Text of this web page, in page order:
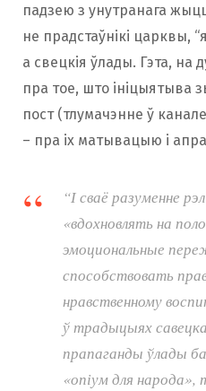
падзею з унутранага
не прадстаўнікі царквы,
а свецкія ўлады. Гэта, на
пра тое, што ініцыятыва
пост (тлумачэнне ў
– пра іх матывацыю і
“І сваё разуменне
«вдохновлять на
эмоциональные
способствовать
нравственному
ў традыцыях
прапаганды ўлады
«опіум для народа»,